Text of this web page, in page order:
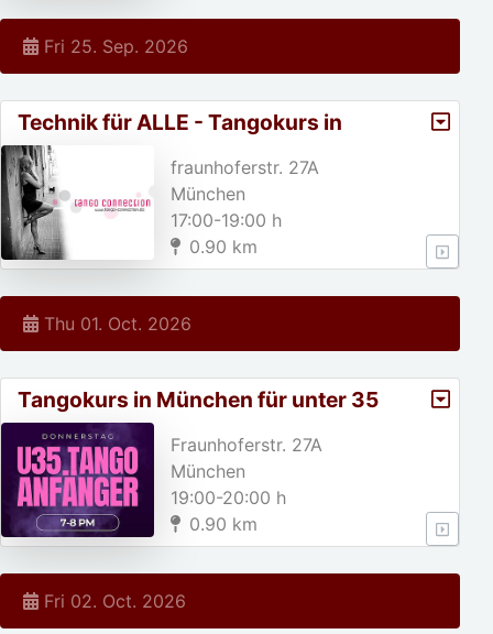
Fri 25. Sep. 2026
Technik für ALLE - Tangokurs in
München
fraunhoferstr. 27A
München
17:00-19:00 h
0.90 km
Thu 01. Oct. 2026
Tangokurs in München für unter 35
jährige!
Fraunhoferstr. 27A
München
19:00-20:00 h
0.90 km
Fri 02. Oct. 2026